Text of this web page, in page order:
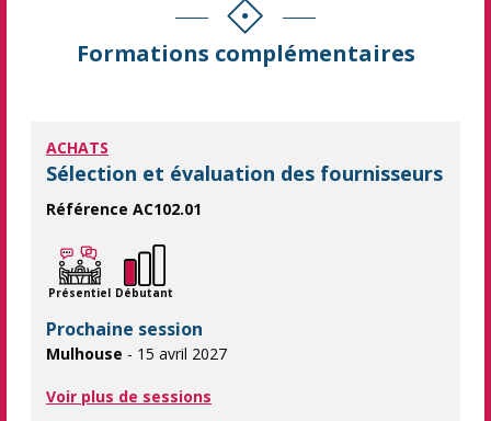
Formations complémentaires
ACHATS
Sélection et évaluation des fournisseurs
Référence AC102.01
Assurer la sélection et le suivi des fournisseurs Optimisez
Présentiel Débutant
Prochaine session
Mulhouse - 15 avril 2027
Voir plus de sessions